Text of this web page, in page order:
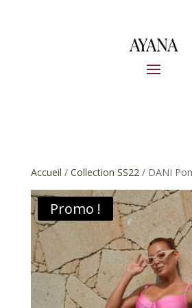
Accueil / Collection SS22/ DANI
Promo !